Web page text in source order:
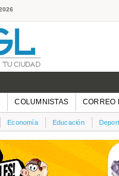
COLUMNISTAS CORREO
Economía Educación